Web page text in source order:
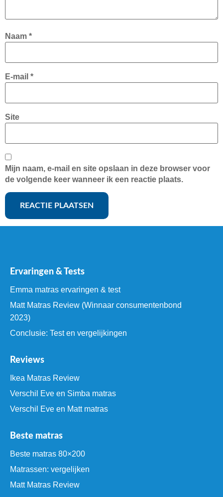
Naam *
E-mail *
Site
Mijn naam, e-mail en site opslaan in deze browser voor
de volgende keer wanneer ik een reactie plaats.
Ervaringen & Tests
Emma matras ervaringen & test
Matt Matras Review (Winnaar consumentenbond
2023)
Conclusie: Test en vergelijkingen
Reviews
Ikea Matras Review
Verschil Eve en Simba matras
Verschil Eve en Matt matras
Beste matras
Beste matras 80×200
Matrassen: vergelijken
Matt Matras Review